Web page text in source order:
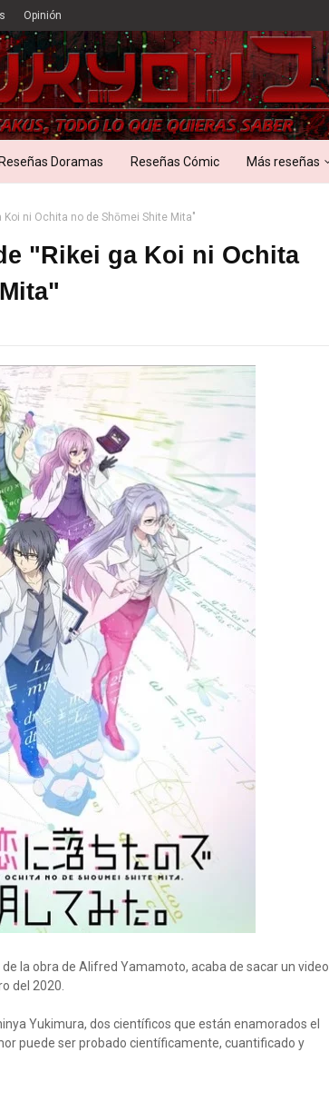
Opinión
Reseñas Doramas Reseñas Cómic Más reseñas
ni Ochita no de Shōmei Shite Mita"
"Rikei ga Koi ni Ochita
la obra de Alifred Yamamoto, acaba de sacar un video
del 2020.
Yukimura, dos científicos que están enamorados el
puede ser probado científicamente, cuantificado y